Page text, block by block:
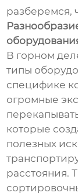
разберемся,
В горном
типы
специфике
огромные
которые
полезных
расстояния.